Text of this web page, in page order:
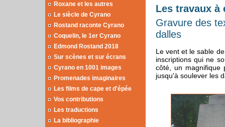
Roxane et les autres
Le siècle de Cyrano
Rostand raconte Cyrano
Coquelin, le 1er Cyrano
Edmond Rostand 2018
Sur scènes et sur écrans
Cyrano en 1001 images
Promenades imaginaires
Les films de cape et d'épée
Vos contributions
Les traductions
La bibliographie
Les travaux à
Gravure des
dalles
Le vent et le sable
inscriptions qui ne
côté, un magnifique
jusqu'à soulever les